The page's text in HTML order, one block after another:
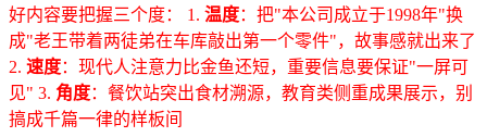
好内容要把握三个度： 1. 温度：把"本公司成立于1998年"换
成"老王带着两徒弟在车库敲出第一个零件"，故事感就出来了
2. 速度：现代人注意力比金鱼还短，重要信息要保证"一屏可
见" 3. 角度：餐饮站突出食材溯源，教育类侧重成果展示，别
搞成千篇一律的样板间